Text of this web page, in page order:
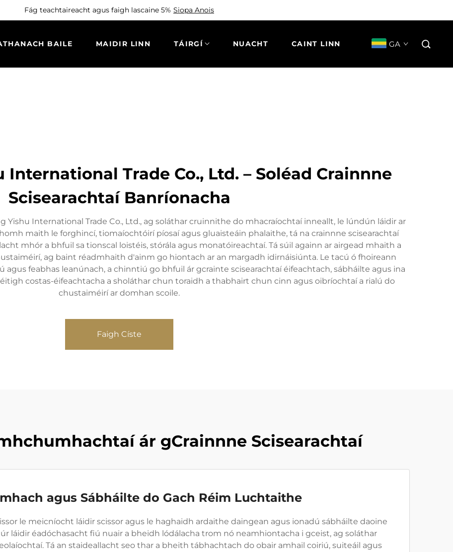
Fág teachtaireacht agus faigh lascaine 5% Siopa Anois
BAILE MAIDIR LINN TÁIRGÍ NUACHT CAINT LINN GA
International Trade Co., Ltd. – Soléad Crainnne
Scisearachtaí Banríonacha
Yishu International Trade Co., Ltd., ag soláthar cruinnithe do mhacraíochtaí inneallt, le lúndún láidir ar
maith le forghincí, tiomaíochtóirí píosaí agus gluaisteáin phalaithe, tá na crainnne scisearachtaí
mhór a bhfuil sa tionscal loistéis, stórála agus monatóireachtaí. Tá súil againn ar airgead mhaith a
ag baint réadmhaith d'ainm go hiontach ar an margadh idirnáisiúnta. Le tacú ó fhoireann
agus feabhas leanúnach, a chinntiú go bhfuil ár gcrainte scisearachtaí éifeachtach, sábháilte agus ina
costas-éifeachtacha a sholáthar chun toraidh a thabhairt chun cinn agus oibríochtaí a rialú do
chustaiméirí ar domhan scoile.
Faigh Císte
ár gCrainnne Scisearachtaí
agus Sábháilte do Gach Réim Luchtaithe
le meicníocht láidir scissor agus le haghaidh ardaithe daingean agus ionadú sábháilte daoine
láidir éadóchasacht fiú nuair a bheidh lódálacha trom nó neamhiontacha i gceist, ag soláthar
Tá an staideallacht seo thar a bheith tábhachtach do obair amhail coiriú, suiteáil agus